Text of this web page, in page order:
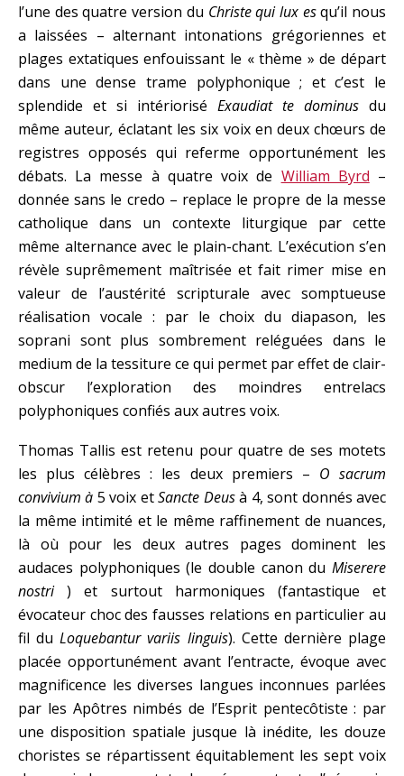
l’une des quatre version du Christe qui lux esqu’il nous
a laissées – alternant intonations grégoriennes et
plages extatiques enfouissant le « thème » de départ
dans une dense trame polyphonique ; et c’est le
splendide et si intériorisé Exaudiat te dominus du
même auteur,éclatant les six voix en deux chœurs de
registres opposés qui referme opportunément les
débats. La messe à quatre voix de William Byrd –
donnée sans le credo – replace le propre de la messe
catholique dans un contexte liturgique par cette
même alternance avec le plain-chant. L’exécution s’en
révèle suprêmement maîtrisée et fait rimer mise en
valeur de l’austérité scripturale avec somptueuse
réalisation vocale : par le choix du diapason, les
soprani sont plus sombrement reléguées dans le
medium de la tessiture ce qui permet par effet de clair-
obscur l’exploration des moindres entrelacs
polyphoniques confiés aux autres voix.
Thomas Tallis est retenu pour quatre de ses motets
les plus célèbres : les deux premiers – O sacrum
convivium à 5 voix etSancte Deusà 4, sont donnés avec
la même intimité et le même raffinement de nuances,
là où pour les deux autres pages dominent les
audaces polyphoniques (le double canon du Miserere
nostri) et surtout harmoniques (fantastique et
évocateur choc des fausses relations en particulier au
fil duLoquebantur variis linguis). Cette dernière plage
placée opportunément avant l’entracte, évoque avec
magnificence les diverses langues inconnues parlées
par les Apôtres nimbés de l’Esprit pentecôtiste : par
une disposition spatiale jusque là inédite, les douze
choristes se répartissent équitablement les sept voix